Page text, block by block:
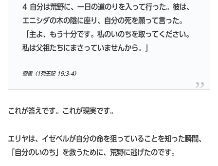
4 自分は荒野に、一日の道のりを入って行った。彼は、
エニシダの木の陰に座り、自分の死を願って言った。
「主よ、もう十分です。私のいのちを取ってください。
私は父祖たちにまさっていませんから。」
聖書（1列王記 19:3-4）
これが答えです。これが現実です。
エリヤは、イゼベルが自分の命を狙っていることを知った瞬間、
「自分のいのち」を救うために、荒野に逃げたのです。